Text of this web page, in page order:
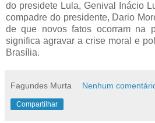
do presidete Lula, Genival Inácio
compadre do presidente, Dario
de que novos fatos ocorram na
significa agravar a crise moral e
Brasília.
Fagundes Murta Nenhum
Compartilhar